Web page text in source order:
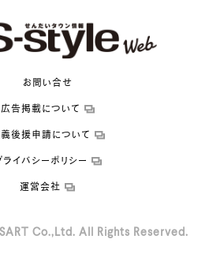
お問い合せ
広告掲載について
後援申請について
ライバシーポリシー
運営会社
Co.,Ltd. All Rights Reserved.